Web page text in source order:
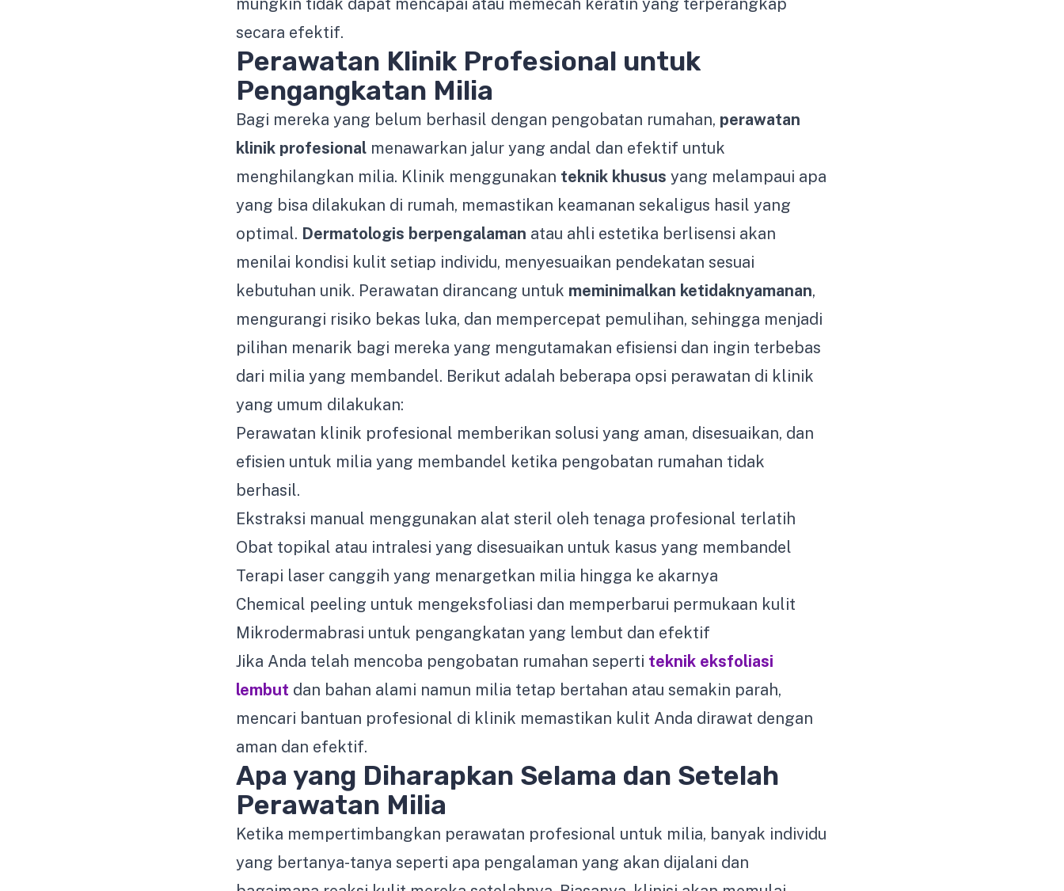
mungkin tidak dapat mencapai atau memecah keratin yang terperangkap
secara efektif.
Perawatan Klinik Profesional untuk
Pengangkatan Milia
Bagi mereka yang belum berhasil dengan pengobatan rumahan, perawatan
klinik profesional menawarkan jalur yang andal dan efektif untuk
menghilangkan milia. Klinik menggunakan teknik khusus yang melampaui apa
yang bisa dilakukan di rumah, memastikan keamanan sekaligus hasil yang
optimal. Dermatologis berpengalaman atau ahli estetika berlisensi akan
menilai kondisi kulit setiap individu, menyesuaikan pendekatan sesuai
kebutuhan unik. Perawatan dirancang untuk meminimalkan ketidaknyamanan,
mengurangi risiko bekas luka, dan mempercepat pemulihan, sehingga menjadi
pilihan menarik bagi mereka yang mengutamakan efisiensi dan ingin terbebas
dari milia yang membandel. Berikut adalah beberapa opsi perawatan di klinik
yang umum dilakukan:
Perawatan klinik profesional memberikan solusi yang aman, disesuaikan, dan
efisien untuk milia yang membandel ketika pengobatan rumahan tidak
berhasil.
Ekstraksi manual menggunakan alat steril oleh tenaga profesional terlatih
Obat topikal atau intralesi yang disesuaikan untuk kasus yang membandel
Terapi laser canggih yang menargetkan milia hingga ke akarnya
Chemical peeling untuk mengeksfoliasi dan memperbarui permukaan kulit
Mikrodermabrasi untuk pengangkatan yang lembut dan efektif
Jika Anda telah mencoba pengobatan rumahan seperti teknik eksfoliasi
lembut dan bahan alami namun milia tetap bertahan atau semakin parah,
mencari bantuan profesional di klinik memastikan kulit Anda dirawat dengan
aman dan efektif.
Apa yang Diharapkan Selama dan Setelah
Perawatan Milia
Ketika mempertimbangkan perawatan profesional untuk milia, banyak individu
yang bertanya-tanya seperti apa pengalaman yang akan dijalani dan